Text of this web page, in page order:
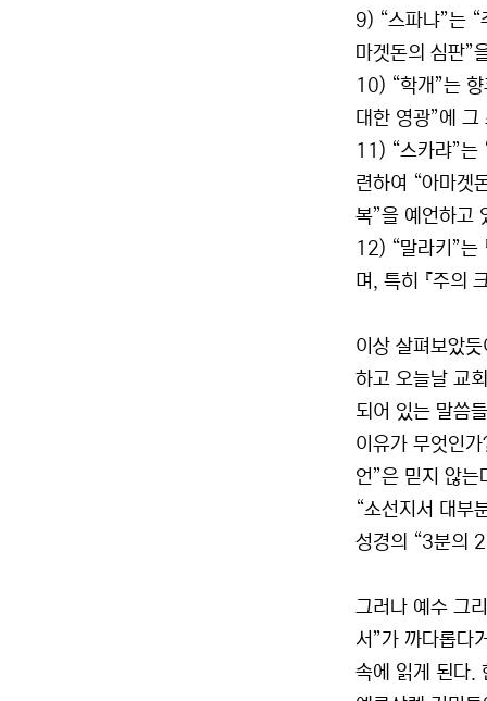
9) “스파냐”는
마겟돈의 심판”
10) “학개”는
대한 영광”에
11) “스카랴”는
련하여 “아마겟
복”을 예언하고
12) “말라키”는
며, 특히 『주의
이상 살펴보았
하고 오늘날 교
되어 있는 말씀
이유가 무엇인
언”은 믿지 않
“소선지서 대부
성경의 “3분의
그러나 예수 그
서”가 까다롭다
속에 읽게 된다.